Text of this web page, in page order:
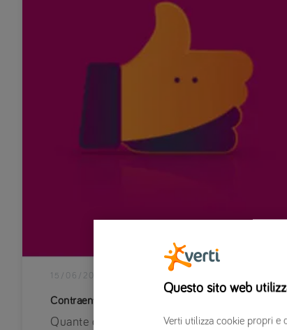
Contraente, proprietario, conducente: la
15/06/2018
Quante domande fanno questi assicuratori?
Questo sito web
Verti utilizza cookie propri e